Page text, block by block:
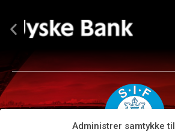
Administrer samtykke til